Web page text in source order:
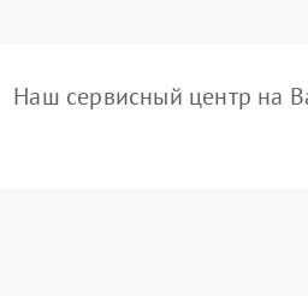
Наш сервисный центр на